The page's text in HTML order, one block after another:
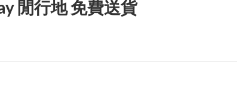
閒行地 免費送貨